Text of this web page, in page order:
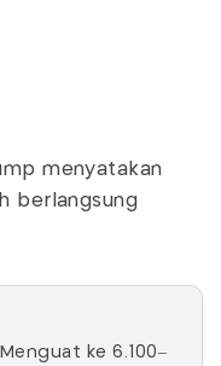
menyatakan
berlangsung
ke 6.100–